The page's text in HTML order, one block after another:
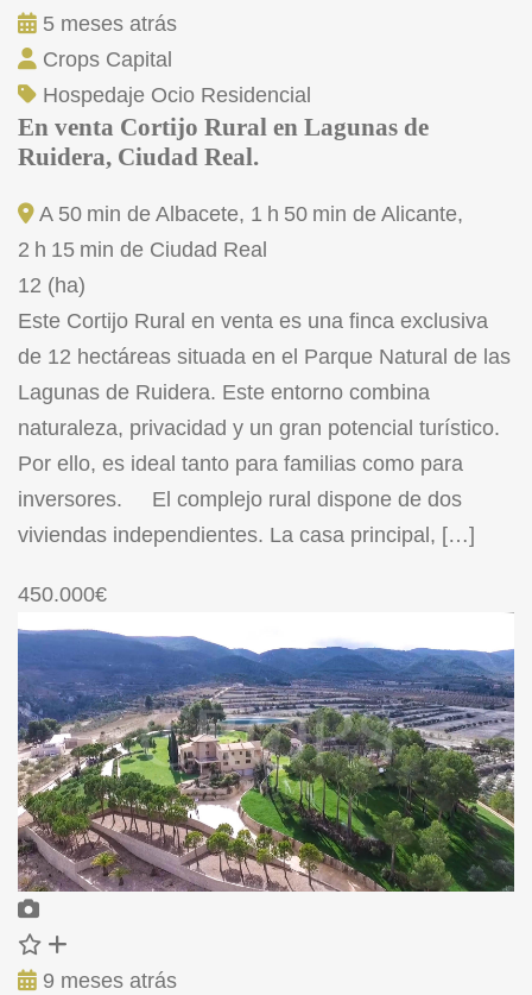
5 meses atrás
Crops Capital
Hospedaje Ocio Residencial
En venta Cortijo Rural en Lagunas de
Ruidera, Ciudad Real.
A 50 min de Albacete, 1 h 50 min de Alicante,
2 h 15 min de Ciudad Real
12 (ha)
Este Cortijo Rural en venta es una finca exclusiva
de 12 hectáreas situada en el Parque Natural de las
Lagunas de Ruidera. Este entorno combina
naturaleza, privacidad y un gran potencial turístico.
Por ello, es ideal tanto para familias como para
inversores. El complejo rural dispone de dos
viviendas independientes. La casa principal, […]
450.000€
9 meses atrás